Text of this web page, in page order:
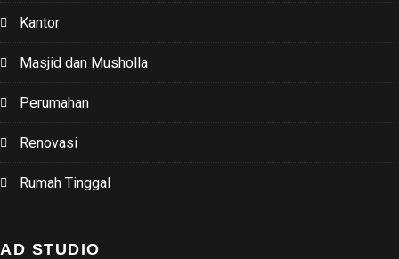
Kantor
Masjid dan Musholla
Perumahan
Renovasi
Rumah Tinggal
AD STUDIO